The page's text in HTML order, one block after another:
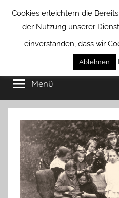
Borstel
von
Groß
Borstel
Menü
Cookies erleichtern die
der Nutzung unserer
einverstanden, dass wir
Ablehnen